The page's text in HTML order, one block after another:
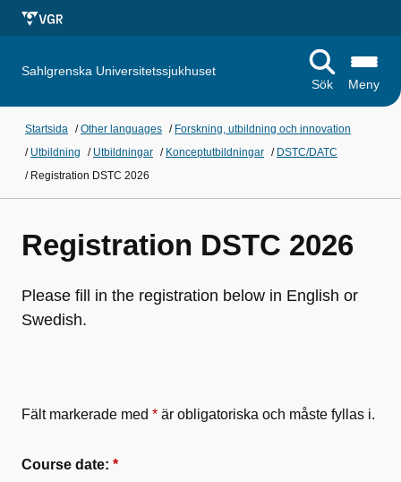
Sahlgrenska Universitetssjukhuset
Sök
Meny
Startsida /Other languages / Forskning, utbildning och innovation
/ Utbildning / Utbildningar / Konceptutbildningar / DSTC/DATC
/ Registration DSTC 2026
Registration DSTC 2026
Please fill in the registration below in English or
Swedish.
Fält markerade med * är obligatoriska och måste fyllas i.
Course date: